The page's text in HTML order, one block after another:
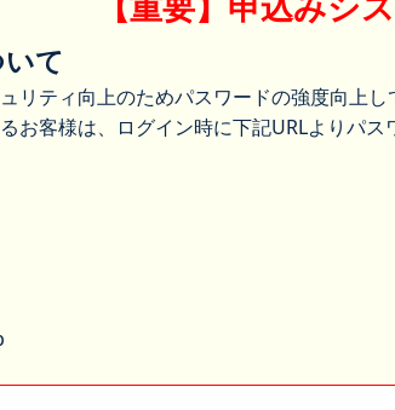
て
リティ向上のためパスワードの強度向上し
お客様は、ログイン時に下記URLよりパス